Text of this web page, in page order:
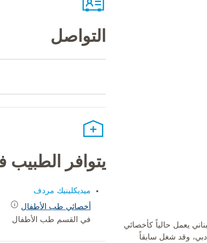
يعمل حالياً كأخصائي
وقد شغل سابقاً
التواصل
يتوافر الطبيب
ميديكلينيك مردف
أخصائي طب الأطفال
في القسم طب الأطفال